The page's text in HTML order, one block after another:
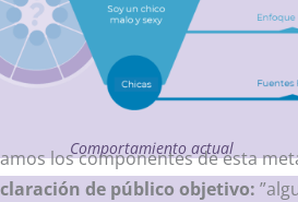
Comportamiento actual
los componentes de esta
de público objetivo: